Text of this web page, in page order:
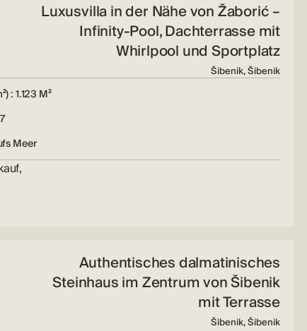
Luxusvilla in der Nähe von Žaborić –
Infinity-Pool, Dachterrasse mit
Whirlpool und Sportplatz
Šibenik, Šibenik
: 1.123 M²
Meer
Authentisches dalmatinisches
Steinhaus im Zentrum von Šibenik
mit Terrasse
Šibenik, Šibenik